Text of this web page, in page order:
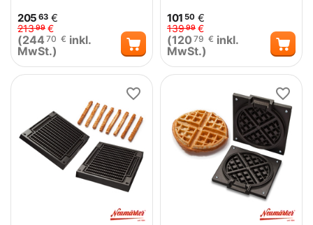
205 63 €
21399 €
(244 70 € inkl.
MwSt.)
101 50 €
13999 €
(120 79 € inkl.
MwSt.)